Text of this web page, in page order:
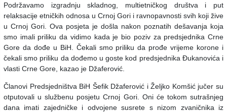
Podržavamo izgradnju skladnog, multietničkog društva i put
relaksacije etničkih odnosa u Crnoj Gori i ravnopavnosti svih koji žive
u Crnoj Gori. Ova posjeta je došla nakon poznatih dešavanja koja
smo imali priliku da vidimo kada je bio poziv za predsjednika Crne
Gore da dođe u BiH. Čekali smo priliku da prođe vrijeme korone i
čekali smo priliku da dođemo u goste kod predsjednika Đukanovića i
vlasti Crne Gore, kazao je Džaferović.
Članovi Predsjedništva BiH Šefik Džaferović i Željko Komšić jučer su
otputovali u službenu posjetu Crnoj Gori. Oni će tokom sutrašnjeg
dana imati zajedničke i odvojene susrete s nizom zvaničnika iz